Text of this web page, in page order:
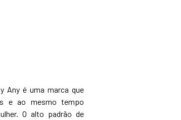
Any é uma marca que
e ao mesmo tempo
O alto padrão de